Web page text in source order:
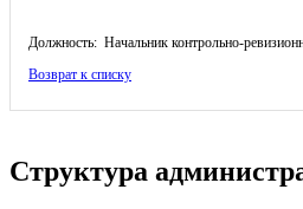
Должность: Начальник контрольно-
Возврат к списку
Структура